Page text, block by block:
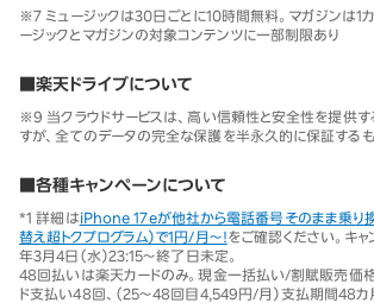
※7 ミュージックは30日ごとに10時間無料。マガジンは1
ージックとマガジンの対象コンテンツに一部制限あり
■楽天ドライブについて
※9 当クラウドサービスは、高い信頼性と安全性を提供す
すが、全てのデータの完全な保護を半永久的に保証するも
■各種キャンペーンについて
*1 詳細はiPhone 17eが他社から電話番号そのまま乗り
替え超トクプログラム）で1円/月～！をご確認ください。キ
年3月4日（水）23:15～終了日未定。
48回払いは楽天カードのみ。現金一括払い/割賦販売価
ド支払い48回、（25～48回目4,549円/月）支払期間48カ